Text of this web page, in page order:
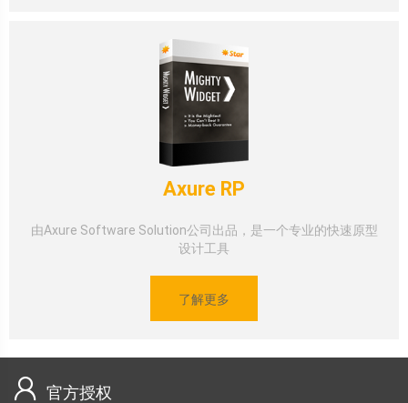
Axure RP
由Axure Software Solution公司出品，是一个专业的快速原型
设计工具
了解更多
官方授权